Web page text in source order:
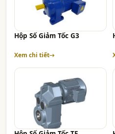
Hộp Số Giảm Tốc G3
Xem chi tiết